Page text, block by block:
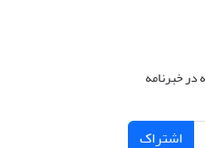
در خبرنامه
اشتراک